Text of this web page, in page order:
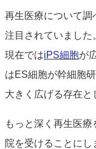
再生医療について調
注目されていました
現在ではiPS細胞が
はES細胞が幹細胞
大きく広げる存在と
もっと深く再生医
院を受けることにし